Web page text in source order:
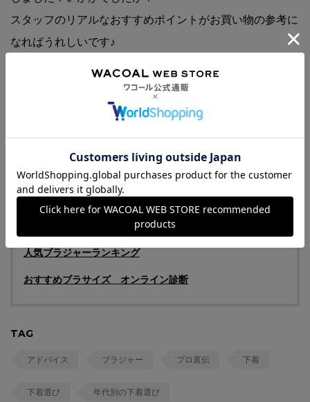
スタッフのリアルなおすすめポイントがお買い物の参考に
なればうれしいです♪
ェブストアなら、きっとお気に入りに出会えるはず。ワコ
ールウェブストアにある“スタッフレビュー”
いただけます。ぜひチェックしてみてください♡
ワコールウェブストア スタッフレビュー
人気ブラジャーランキング
おすすめブラサイズ オンライン診断
TAG
アドバイス ブラジャー プロ直伝 下着
下着選び 年代別の下着選び